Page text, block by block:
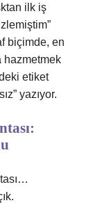
ilk iş
biçimde, en
hazmetmek
etiket
yazıyor.